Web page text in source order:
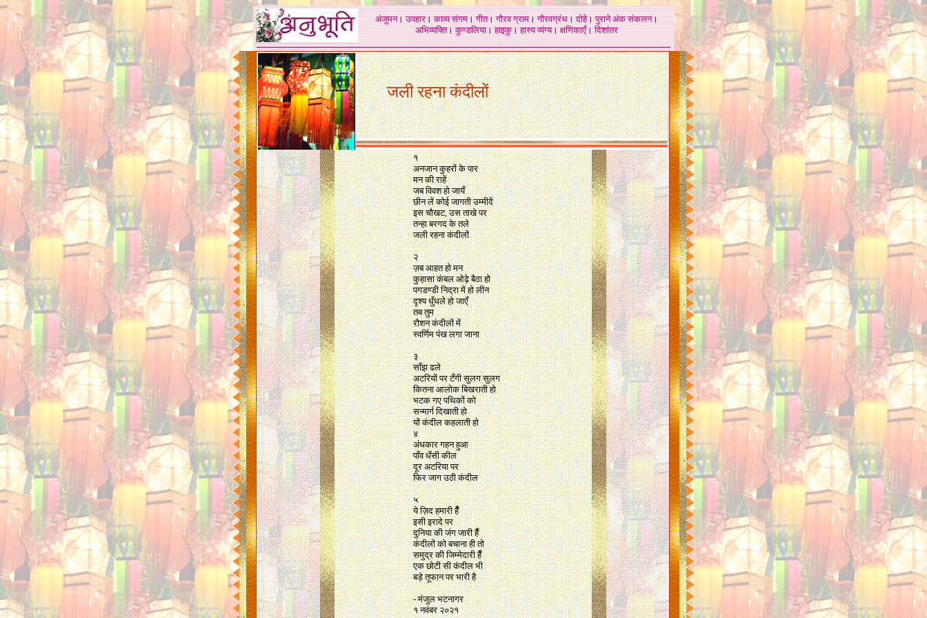
अंजुमन।उपहार।काव्य संगम।गीत।गौरव ग्राम।गौरवग्रंथ।दोहे।पुराने अंक संकलन।
अभिव्यक्ति।कुण्डलिया।हाइकु।हास्य व्यंग्य।क्षणिकाएँ।दिशांतर
जली रहना कंदीलों
१
अनजान कुहरों के पार
मन की राहें
जब विवश हो जायँ
छीन लें कोई जागती उम्मीदें
इस चौखट, उस ताखे पर
तन्हा बरगद के तले
जली रहना कंदीलों
२
ज़ब आहत हो मन
कुहासा कंबल ओढ़े बैठा हो
पगडण्डी निद्रा में हो लीन
दृश्य धुँधले हो जाएँ
तब तुम
रौशन कंदीलों में
स्वर्णिम पंख लगा जाना
३
साँझ ढले
अटरियों पर टँगी सुलग सुलग
कितना आलोक बिखराती हो
भटक गए पथिकों को
सन्मार्ग दिखाती हो
यों कंदील कहलाती हो
४
अंधकार गहन हुआ
पाँव धँसी कील
दूर अटरिया पर
फिर जाग उठी कंदील
५
ये ज़िद हमारी हैँ
इसी इरादे पर
दुनिया की जंग जारी हैँ
कंदीलों को बचाना ही तो
समुद्र की जिम्मेदारी हैँ
एक छोटी सी कंदील भी
बड़े तूफान पर भारी है
- मंजुल भटनागर
१ नवंबर २०२१